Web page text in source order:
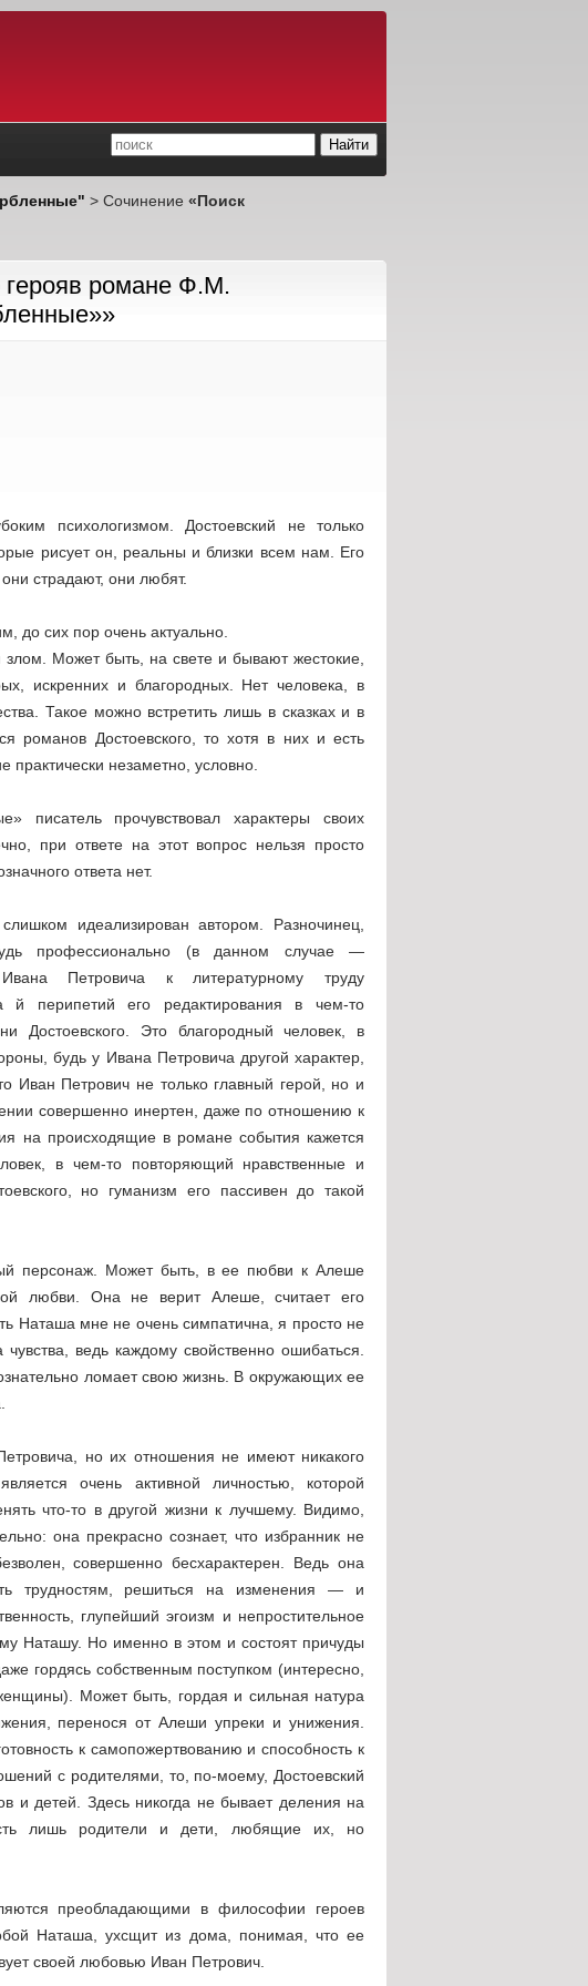
> Сочинение «Поиск
герояв романе Ф.М.
психологизмом. Достоевский не только
рисует он, реальны и близки всем нам. Его
страдают, они любят.
до сих пор очень актуально.
Может быть, на свете и бывают жестокие,
искренних и благородных. Нет человека, в
Такое можно встретить лишь в сказках и в
романов Достоевского, то хотя в них и есть
незаметно, условно.
писатель прочувствовал характеры своих
при ответе на этот вопрос нельзя просто
ответа нет.
идеализирован автором. Разночинец,
профессионально (в данном случае —
Петровича к литературному труду
й перипетий его редактирования в чем-то
Достоевского. Это благородный человек, в
будь у Ивана Петровича другой характер,
Иван Петрович не только главный герой, но и
совершенно инертен, даже по отношению к
на происходящие в романе события кажется
в чем-то повторяющий нравственные и
но гуманизм его пассивен до такой
персонаж. Может быть, в ее пюбви к Алеше
любви. Она не верит Алеше, считает его
Наташа мне не очень симпатична, я просто не
ведь каждому свойственно ошибаться.
ломает свою жизнь. В окружающих ее
но их отношения не имеют никакого
очень активной личностью, которой
что-то в другой жизни к лучшему. Видимо,
она прекрасно сознает, что избранник не
совершенно бесхарактерен. Ведь она
трудностям, решиться на изменения — и
глупейший эгоизм и непростительное
Наташу. Но именно в этом и состоят причуды
гордясь собственным поступком (интересно,
Может быть, гордая и сильная натура
перенося от Алеши упреки и унижения.
к самопожертвованию и способность к
с родителями, то, по-моему, Достоевский
и детей. Здесь никогда не бывает деления на
лишь родители и дети, любящие их, но
преобладающими в философии героев
Наташа, ухсщит из дома, понимая, что ее
своей любовью Иван Петрович.